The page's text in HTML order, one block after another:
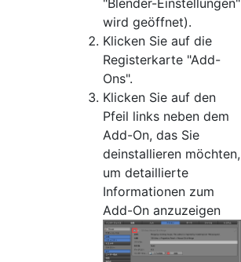
"Blender-Einstellungen"
wird geöffnet).
Klicken Sie auf die
Registerkarte "Add-
Ons".
Klicken Sie auf den
Pfeil links neben dem
Add-On, das Sie
deinstallieren möchten,
um detaillierte
Informationen zum
Add-On anzuzeigen